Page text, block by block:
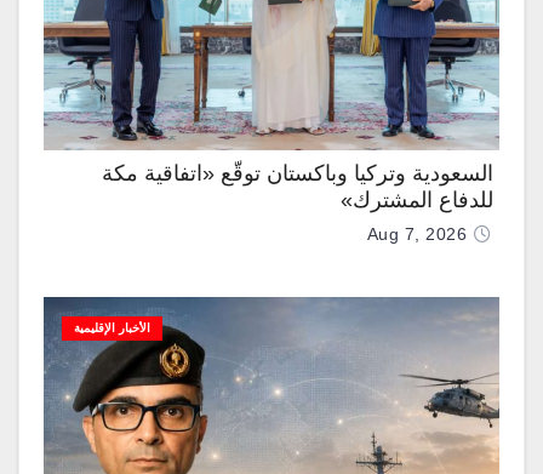
السعودية وتركيا وباكستان توقّع «اتفاقية مكة
للدفاع المشترك»
Aug 7, 2026
الأخبار الإقليمية